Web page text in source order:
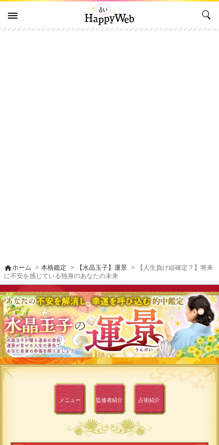
homeホーム >本格鑑定 > 【水晶玉子】運景 > 【人生負け組確定？】将来
に不安を感じている独身のあなたの未来
メニュー 監修者紹介 占術紹介